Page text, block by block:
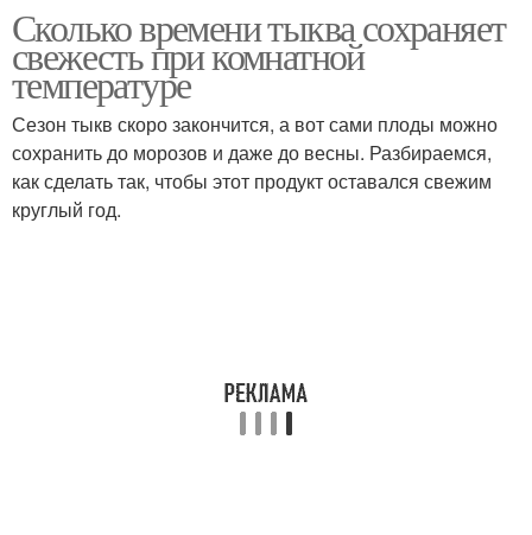
Сколько времени тыква сохраняет
свежесть при комнатной
температуре
Сезон тыкв скоро закончится, а вот сами плоды можно
сохранить до морозов и даже до весны. Разбираемся,
как сделать так, чтобы этот продукт оставался свежим
круглый год.